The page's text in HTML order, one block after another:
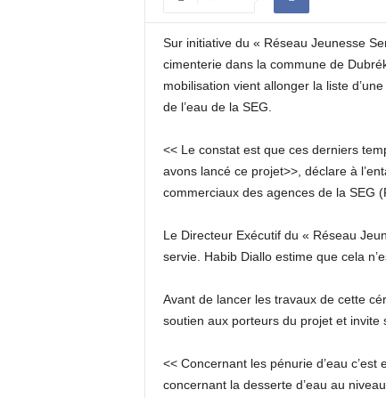
Sur initiative du « Réseau Jeunesse
cimenterie dans la commune de
mobilisation vient allonger la liste
de l’eau de la SEG.
<< Le constat est que ces derniers
avons lancé ce projet>>, déclare à
commerciaux des agences de la SEG
Le Directeur Exécutif du « Réseau
servie. Habib Diallo estime que cela
Avant de lancer les travaux de cette
soutien aux porteurs du projet et invite
<< Concernant les pénurie d’eau
concernant la desserte d’eau au